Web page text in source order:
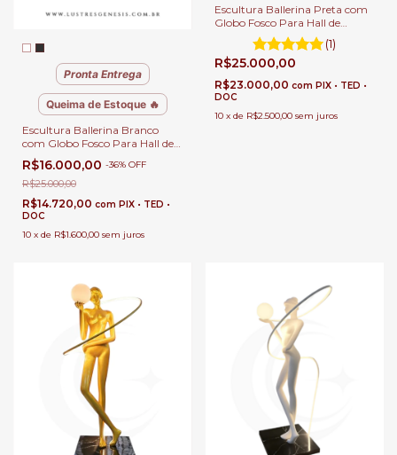
Pronta Entrega
Queima de Estoque 🔥
Escultura Ballerina Branco
com Globo Fosco Para Hall de
Entrada, Sala de Estar e Jardim
de Inverno
R$16.000,00 -36% OFF
R$25.000,00
R$14.720,00 com PIX • TED •
DOC
10 x de R$1.600,00 sem juros
Escultura Ballerina Preta com
Globo Fosco Para Hall de
Entrada, Sala de Estar e Jardim
de Inverno
(1)
R$25.000,00
R$23.000,00 com PIX • TED •
DOC
10 x de R$2.500,00 sem juros